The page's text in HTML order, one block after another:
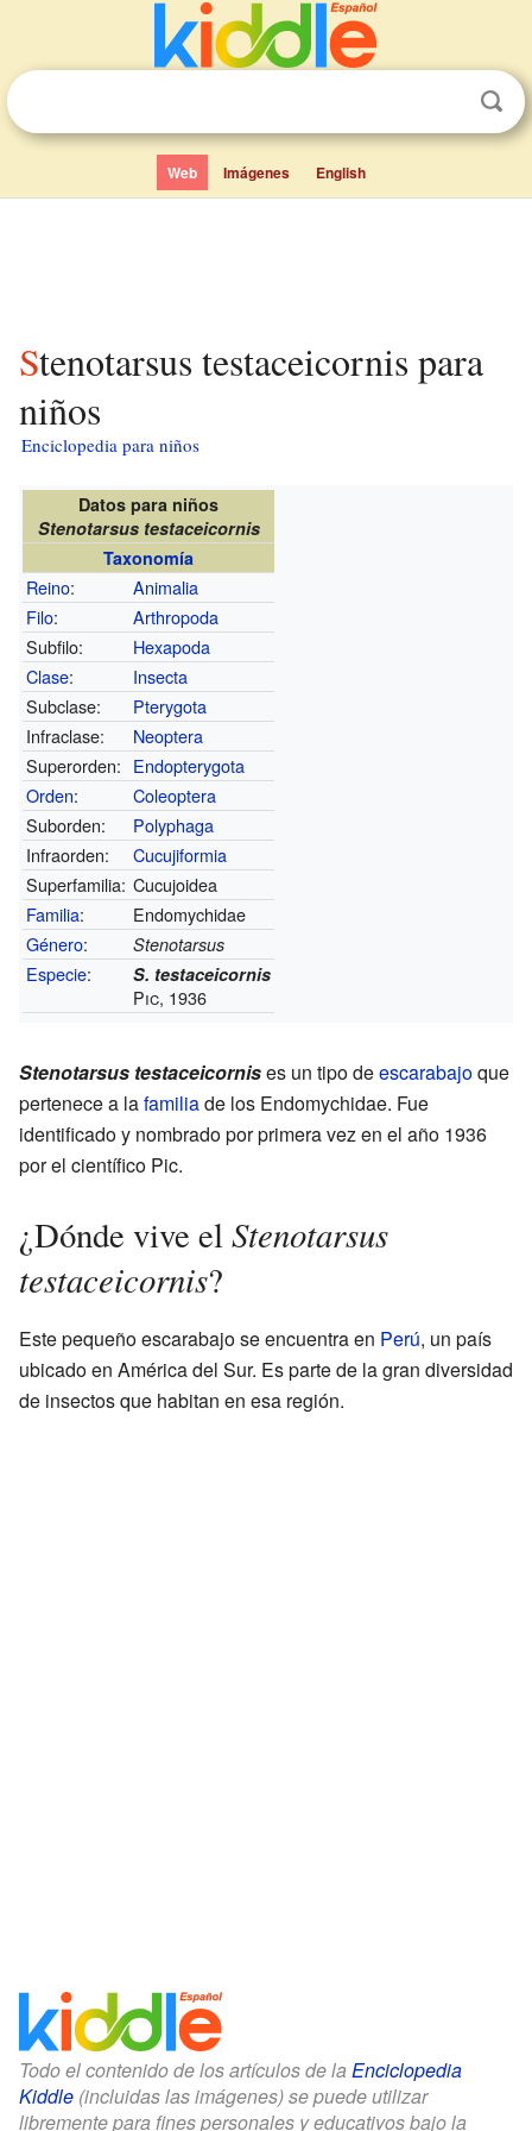
Web Imágenes English
Stenotarsus testaceicornis para
niños
Enciclopedia para niños
Datos para niños
Stenotarsus testaceicornis
Taxonomía
Reino:
Animalia
Filo:
Arthropoda
Subfilo:
Hexapoda
Clase:
Insecta
Subclase:
Pterygota
Infraclase:
Neoptera
Superorden: Endopterygota
Orden:
Coleoptera
Suborden:
Polyphaga
Infraorden:
Cucujiformia
Superfamilia: Cucujoidea
Familia:
Endomychidae
Género: Stenotarsus
Especie: S. testaceicornis
Pic, 1936
Stenotarsus testaceicornises un tipo deescarabajoque
pertenece a lafamiliade los Endomychidae. Fue
identificado y nombrado por primera vez en el año 1936
por el científico Pic.
¿Dónde vive elStenotarsus
testaceicornis?
Este pequeño escarabajo se encuentra en Perú, un país
ubicado en América del Sur. Es parte de la gran diversidad
de insectos que habitan en esa región.
Todo el contenido de los artículos de la Enciclopedia
Kiddle (incluidas las imágenes) se puede utilizar
libremente para fines personales y educativos bajo la